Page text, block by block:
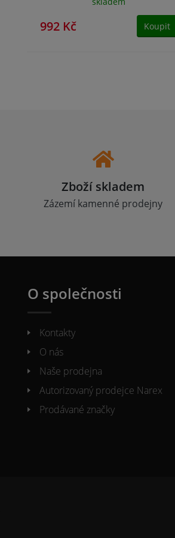
992 Kč Koupit
Zboží skladem
Zázemí kamenné prodejny
O společnosti
Kontakty
O nás
Naše prodejna
Autorizovaný prodejce Narex
Prodávané značky